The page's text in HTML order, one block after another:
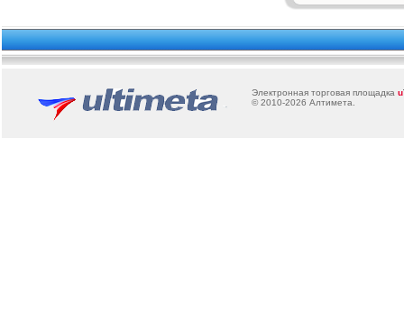
Электронная торговая площадка u
© 2010-2026 Алтимета